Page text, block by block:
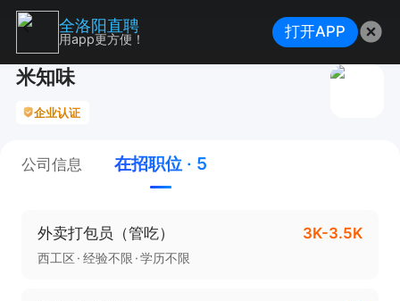
米知味
企业认证
公司信息 在招职位 · 5
外卖打包员（管吃） 3K-3.5K
西工区 经验不限 学历不限
全洛阳直聘
用app更方便！ 打开APP